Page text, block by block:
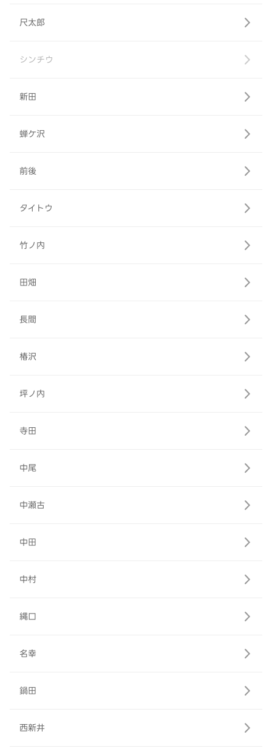
尺太郎
シンチウ
新田
蝉ケ沢
前後
タイトウ
竹ノ内
田畑
長間
椿沢
坪ノ内
寺田
中尾
中瀬古
中田
中村
縄口
名幸
鍋田
西新井